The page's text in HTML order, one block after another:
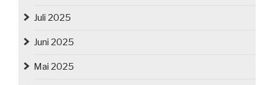
Juli 2025
Juni 2025
Mai 2025